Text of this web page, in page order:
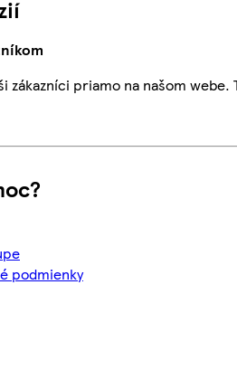
zákazníci priamo na našom webe.
podmienky